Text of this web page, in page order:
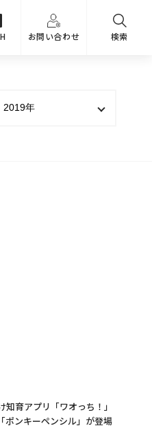
お問い合わせ 検索
育アプリ「ワオっち！」
ポンキーペンシル」が登場